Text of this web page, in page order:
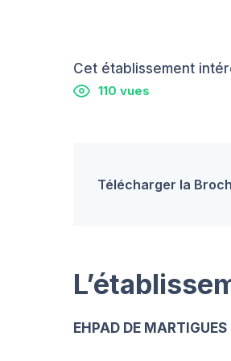
Cet établissement
110 vues
Télécharger la
EHPAD DE